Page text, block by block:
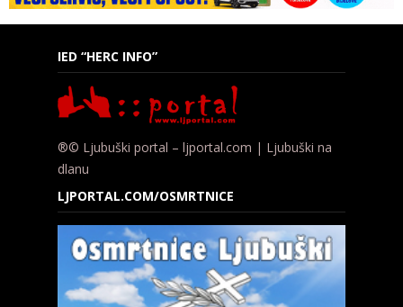
IED “HERC INFO”
®© Ljubuški portal – ljportal.com | Ljubuški na
dlanu
LJPORTAL.COM/OSMRTNICE